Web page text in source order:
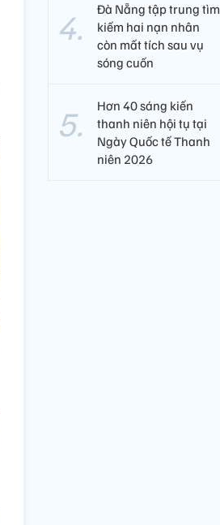
Đà Nẵng tập trung tìm
kiếm hai nạn nhân
còn mất tích sau vụ
sóng cuốn
Hơn 40 sáng kiến
thanh niên hội tụ tại
Ngày Quốc tế Thanh
niên 2026